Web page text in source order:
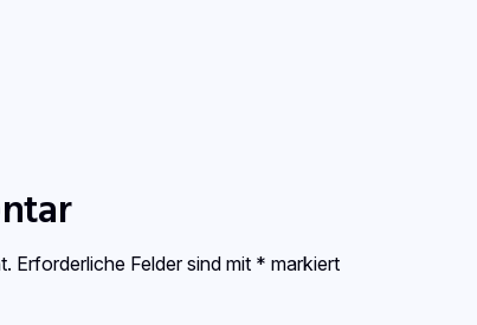
Erforderliche Felder sind mit * markiert